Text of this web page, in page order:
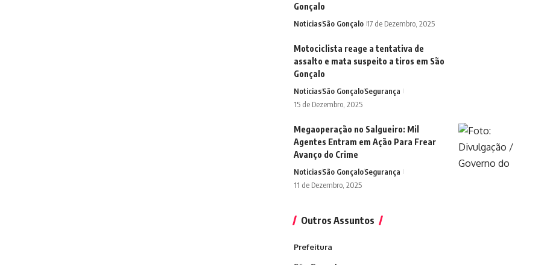
Gonçalo
NoticiasSão Gonçalo 17 de Dezembro, 2025
Motociclista reage a tentativa de
assalto e mata suspeito a tiros em São
Gonçalo
NoticiasSão GonçaloSegurança
15 de Dezembro, 2025
Megaoperação no Salgueiro: Mil
Agentes Entram em Ação Para Frear
Avanço do Crime
NoticiasSão GonçaloSegurança
11 de Dezembro, 2025
Outros Assuntos
Prefeitura